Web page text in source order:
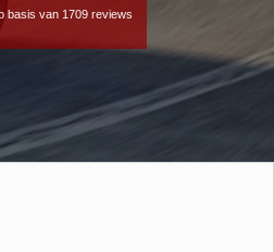
basis van 1709 reviews